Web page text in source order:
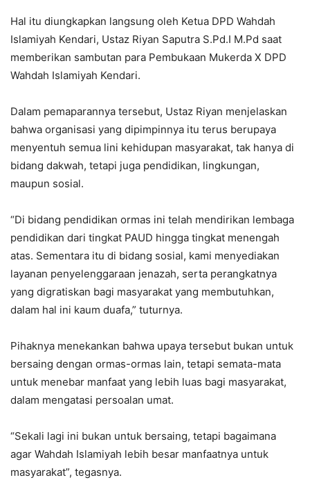
Hal itu diungkapkan langsung oleh Ketua DPD Wahdah
Islamiyah Kendari, Ustaz Riyan Saputra S.Pd.I M.Pd saat
memberikan sambutan para Pembukaan Mukerda X DPD
Wahdah Islamiyah Kendari.
Dalam pemaparannya tersebut, Ustaz Riyan menjelaskan
bahwa organisasi yang dipimpinnya itu terus berupaya
menyentuh semua lini kehidupan masyarakat, tak hanya di
bidang dakwah, tetapi juga pendidikan, lingkungan,
maupun sosial.
“Di bidang pendidikan ormas ini telah mendirikan lembaga
pendidikan dari tingkat PAUD hingga tingkat menengah
atas. Sementara itu di bidang sosial, kami menyediakan
layanan penyelenggaraan jenazah, serta perangkatnya
yang digratiskan bagi masyarakat yang membutuhkan,
dalam hal ini kaum duafa,” tuturnya.
Pihaknya menekankan bahwa upaya tersebut bukan untuk
bersaing dengan ormas-ormas lain, tetapi semata-mata
untuk menebar manfaat yang lebih luas bagi masyarakat,
dalam mengatasi persoalan umat.
“Sekali lagi ini bukan untuk bersaing, tetapi bagaimana
agar Wahdah Islamiyah lebih besar manfaatnya untuk
masyarakat”, tegasnya.